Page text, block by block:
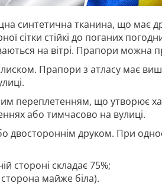
синтетична тканина, що має
сітки стійкі до поганих
на вітрі. Прапори можна
Прапори з атласу має
переплетенням, що утворює
або тимчасово на вулиці.
друком. При
стороні складає 75%;
майже біла).